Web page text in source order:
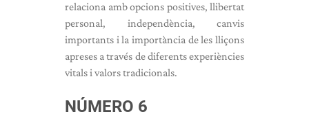
relaciona amb opcions positives, llibertat
personal, independència, canvis
importants i la importància de les lliçons
apreses a través de diferents experiències
vitals i valors tradicionals.
NÚMERO 6